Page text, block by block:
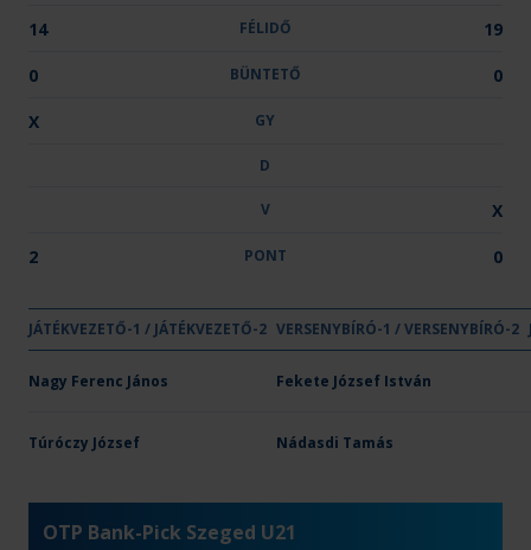
14 FÉLIDŐ 19
0 BÜNTETŐ 0
X GY
D
V X
2 PONT 0
Csapat neve
VÉGEREDMÉNY FÉLIDŐ BÜNTETŐ GY
OTP Bank - PICK Szeged U21 31 14
Tatai AC 30 19
JÁTÉKVEZETŐ-1 / JÁTÉKVEZETŐ-2 VERSENYBÍRÓ-1 / VERSENYBÍRÓ-2
Nagy Ferenc János Fekete József István
Túróczy József Nádasdi Tamás
OTP Bank-Pick Szeged U21